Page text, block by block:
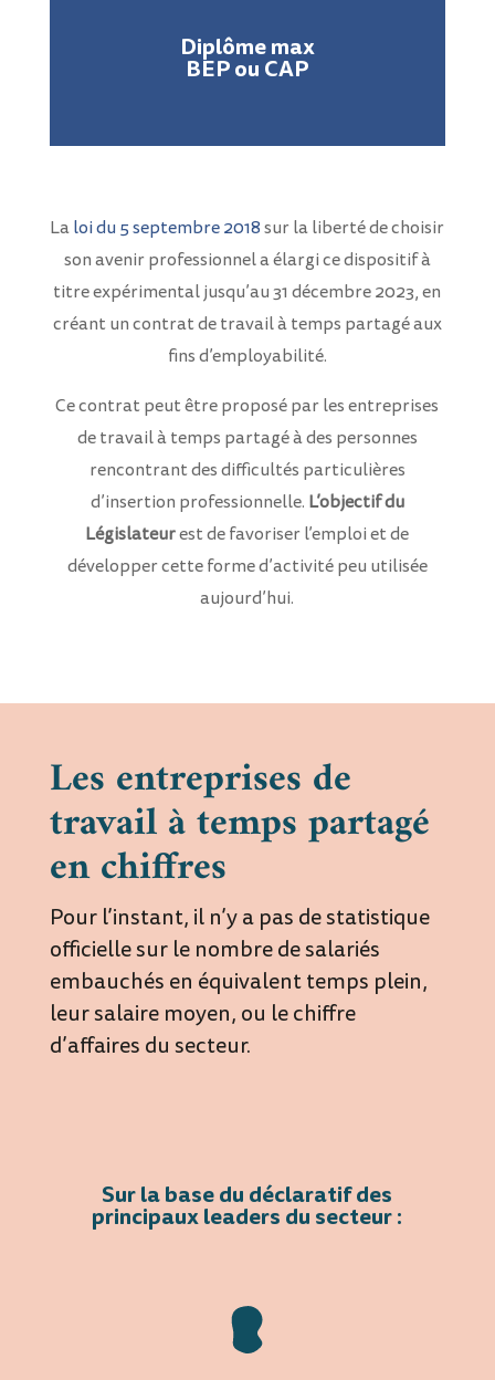
Diplôme max
BEP ou CAP
Laloi du 5 septembre 2018sur la liberté de choisir
son avenir professionnel a élargi ce dispositif à
titre expérimental jusqu’au 31 décembre 2023, en
créant un contrat de travail à temps partagé aux
fins d’employabilité.
Ce contrat peut être proposé par les entreprises
de travail à temps partagé à des personnes
rencontrant des difficultés particulières
d’insertion professionnelle. L’objectif du
Législateurest de favoriser l’emploi et de
développer cette forme d’activité peu utilisée
aujourd’hui.
Les entreprises de
travail à temps partagé
en chiffres
Pour l’instant, il n’y a pas de statistique
officielle sur le nombre de salariés
embauchés en équivalent temps plein,
leur salaire moyen, ou le chiffre
d’affaires du secteur.
Sur la base du déclaratif des
principaux leaders du secteur :